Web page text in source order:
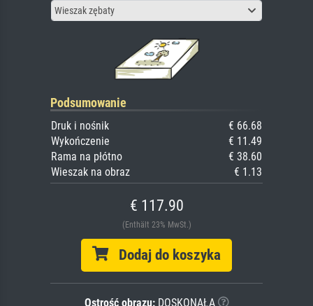
Wieszak zębaty
Podsumowanie
Druk i nośnik
€ 66.68
Wykończenie
€ 11.49
Rama na płótno
€ 38.60
Wieszak na obraz
€ 1.13
€ 117.90
(Enthält 23% MwSt.)
Dodaj do koszyka
Ostrość obrazu:DOSKONAŁA